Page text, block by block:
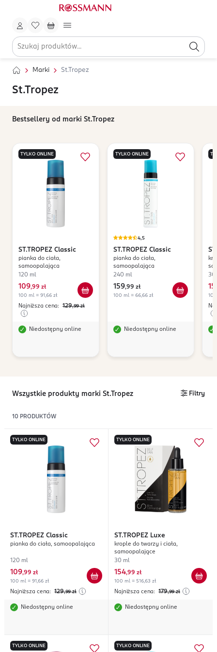
Marki St.Tropez
St.Tropez
Bestsellery od marki St.Tropez
TYLKO ONLINE
ST.TROPEZ Classic
pianka do ciała,
samoopalająca
120 ml
109,99 zł
100 ml = 91,66 zł
Najniższa cena: 129,99 zł
Niedostępny online
TYLKO ONLINE
4,5
ST.TROPEZ Classic
pianka do ciała,
samoopalająca
240 ml
159,99 zł
100 ml = 66,66 zł
Niedostępny online
30
Wszystkie produkty marki St.Tropez Filtry
10 PRODUKTÓW
TYLKO ONLINE
ST.TROPEZ Classic
pianka do ciała, samoopalająca
120 ml
109,99 zł
100 ml = 91,66 zł
Najniższa cena: 129,99 zł
Niedostępny online
TYLKO ONLINE
ST.TROPEZ Luxe
krople do twarzy i ciała,
samoopalające
30 ml
154,99 zł
100 ml = 516,63 zł
Najniższa cena: 179,99 zł
Niedostępny online
TYLKO ONLINE TYLKO ONLINE